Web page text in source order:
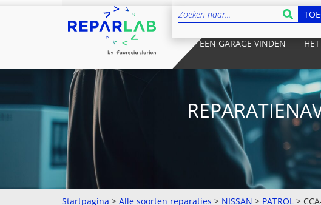
EEN GARAGE VINDEN
Startpagina > Alle soorten reparaties > NISSAN > PATROL >